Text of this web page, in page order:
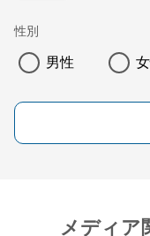
性別
男性
メディア